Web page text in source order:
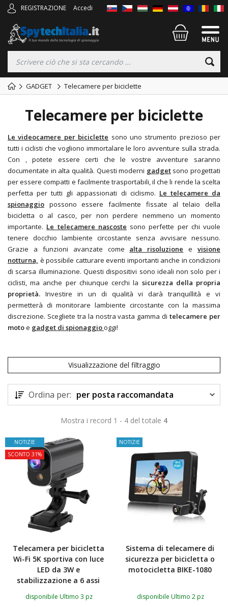
REGISTRAZIONE Accedi
GADGET Telecamere per biciclette
Telecamere per biciclette
Le videocamere per biciclette sono uno strumento prezioso per
tutti i ciclisti che vogliono immortalare le loro avventure sulla strada.
Con , potete essere certi che le vostre avventure saranno
documentate in alta qualità. Questi moderni gadget sono progettati
per essere compatti e facilmente trasportabili, il che li rende la scelta
perfetta per tutti gli appassionati di ciclismo. Le telecamere da
spionaggio possono essere facilmente fissate al telaio della
bicicletta o al casco, per non perdere nemmeno un momento
importante. Le telecamere nascoste sono perfette per chi vuole
tenere docchio lambiente circostante senza avvisare nessuno.
Grazie a funzioni avanzate come alta risoluzione e visione
notturna, è possibile catturare eventi importanti anche in condizioni
di scarsa illuminazione. Questi dispositivi sono ideali non solo per i
ciclisti, ma anche per chiunque cerchi la sicurezza della propria
proprietà. Investire in un di qualità vi darà tranquillità e vi
permetterà di monitorare lambiente circostante con la massima
discrezione. Scegliete tra la nostra vasta gamma ditelecamere per
motoe gadget di spionaggiooggi!
Visualizzazione del filtraggio
Ordina per: per posta raccomandata
Mostra i record 1 - 4 del totale 4
NOTIZIE
SCONTO 31%
Telecamera per bicicletta
Wi-Fi 5K sportiva con luce
LED da 3W e
stabilizzazione a 6 assi
disponibile Ultimo 3 pz
NOTIZIE
Sistema di telecamere di
sicurezza per bicicletta o
motocicletta BIKE-1080
disponibile Ultimo 2 pz